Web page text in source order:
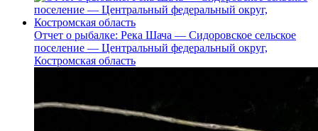
Отчет о рыбалке: Река Шача — Сидоровское сельское
поселение — Центральный федеральный округ,
Костромская область